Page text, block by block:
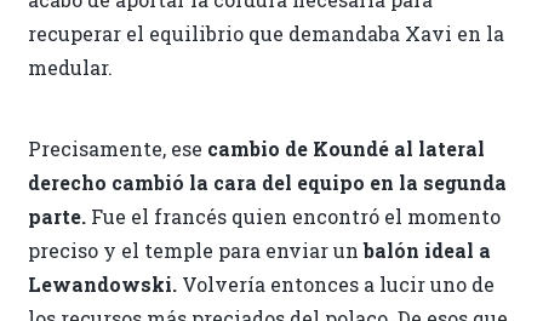
recuperar el equilibrio que demandaba Xavi en la
medular.
Precisamente, ese cambio de Koundé al lateral
derecho cambió la cara del equipo en la segunda
parte.Fue el francés quien encontró el momento
preciso y el temple para enviar unbalón ideal a
Lewandowski.Volvería entonces a lucir uno de